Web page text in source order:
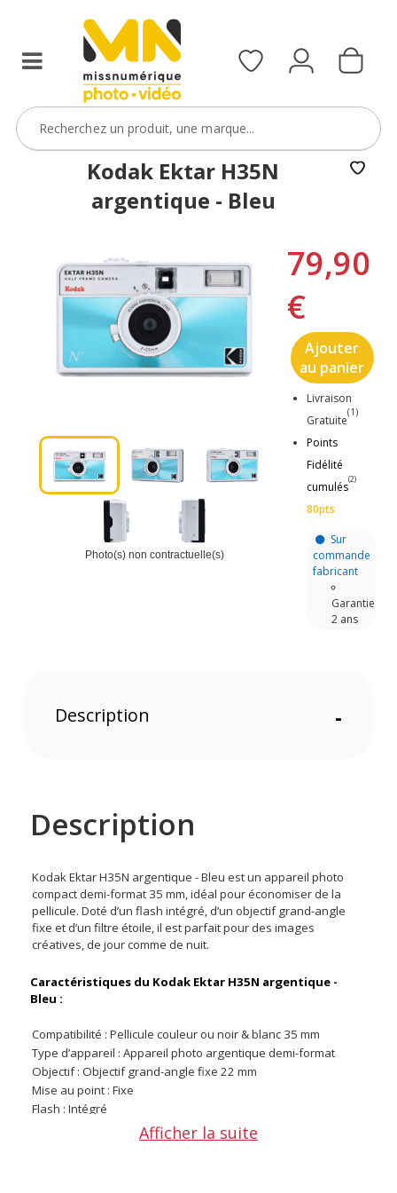
Kodak Ektar H35N
argentique - Bleu
Photo(s) non contractuelle(s)
79,90
€
Ajouter
au panier
Livraison
Gratuite
(1)
Points
Fidélité
cumulés
(2)
80pts
Sur
commande
fabricant
Garantie
2 ans
Description -
Description
Kodak Ektar H35N argentique - Bleu est un appareil photo
compact demi-format 35 mm, idéal pour économiser de la
pellicule. Doté d’un flash intégré, d’un objectif grand-angle
fixe et d’un filtre étoile, il est parfait pour des images
créatives, de jour comme de nuit.
Caractéristiques du Kodak Ektar H35N argentique -
Bleu :
Compatibilité : Pellicule couleur ou noir & blanc 35 mm
Type d’appareil : Appareil photo argentique demi-format
Objectif : Objectif grand-angle fixe 22 mm
Mise au point : Fixe
Flash : Intégré
Afficher la suite